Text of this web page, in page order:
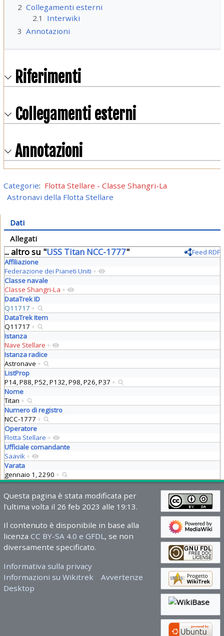
2 Collegamenti esterni
2.1
Interwiki
3 Annotazioni
Riferimenti
Collegamenti esterni
Annotazioni
Categorie: Flotta Stellare - Classe Shangri-La
Astronavi della Flotta Stellare
Dati
Allegati
... altro su "USS Titan NCC-1777"
Feed RDF
Affiliazione
Federazione dei Pianeti Uniti +
Classe navale
Classe Shangri-La +
DataTrek ID
Q11717 +
DataTrek Item
Q11717 +
Istanza
Nave Stellare +
Istanza radice
Astronave +
ListProp
P14, P88, P52, P132, P98, P26, P37 +
Nome
Titan +
Numero di registro
NCC-1777 +
Operatore
Flotta Stellare +
Ufficiale comandante
Saavik+
Varata
gennaio 1, 2290 +
Questa pagina è stata modificata per
l'ultima volta il 26 feb 2023 alle 19:13.
Il contenuto è disponibile in base alla
licenza CC BY-SA 4.0 e GFDL, se non
diversamente specificato.
Informativa sulla privacy
Informazioni su Wikitrek
Avvertenze
Desktop